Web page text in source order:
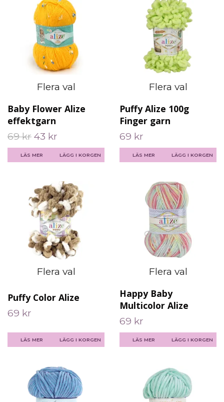
Flera val
Baby Flower Alize
effektgarn
69 kr 43 kr
LÄS MER LÄGG I KORGEN
Flera val
Puffy Alize 100g
Finger garn
69 kr
LÄS MER LÄGG I KORGEN
Flera val
Puffy Color Alize
69 kr
LÄS MER LÄGG I KORGEN
Flera val
Happy Baby
Multicolor Alize
69 kr
LÄS MER LÄGG I KORGEN